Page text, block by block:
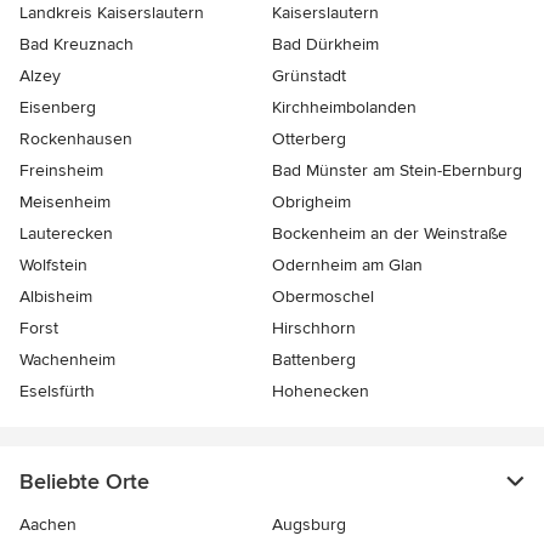
Landkreis Kaiserslautern
Kaiserslautern
Bad Kreuznach
Bad Dürkheim
Alzey
Grünstadt
Eisenberg
Kirchheimbolanden
Rockenhausen
Otterberg
Freinsheim
Bad Münster am Stein-Ebernburg
Meisenheim
Obrigheim
Lauterecken
Bockenheim an der Weinstraße
Wolfstein
Odernheim am Glan
Albisheim
Obermoschel
Forst
Hirschhorn
Wachenheim
Battenberg
Eselsfürth
Hohenecken
Beliebte Orte
Aachen
Augsburg